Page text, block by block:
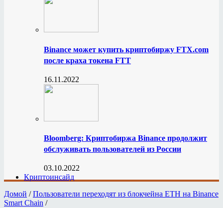
Binance может купить криптобиржу FTX.com
после краха токена FTT
16.11.2022
Bloomberg: Криптобиржа Binance продолжит
обслуживать пользователей из России
03.10.2022
Криптоинсайд
Домой / Пользователи переходят из блокчейна ETH на Binance
Smart Chain /